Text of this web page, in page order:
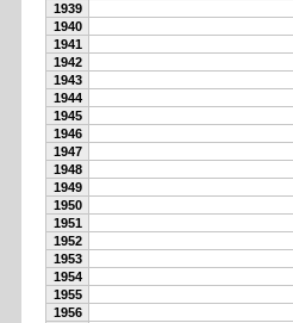
1939
1940
1941
1942
1943
1944
1945
1946
1947
1948
1949
1950
1951
1952
1953
1954
1955
1956